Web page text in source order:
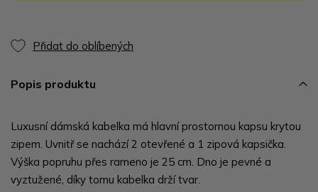
Přidat do oblíbených
Popis produktu
Luxusní dámská kabelka má hlavní prostornou kapsu krytou
zipem. Uvnitř se nachází 2 otevřené a 1 zipová kapsička.
Výška popruhu přes rameno je 25 cm. Dno je pevné a
vyztužené, díky tomu kabelka drží tvar.